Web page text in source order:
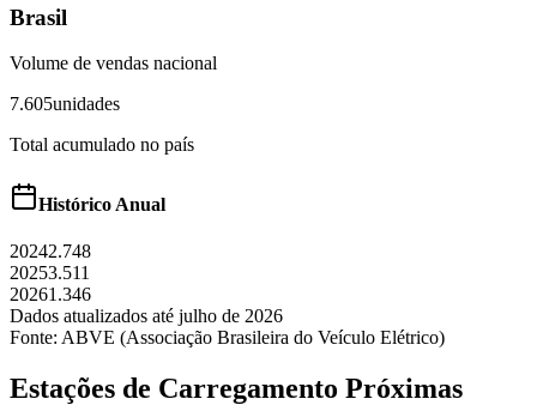
Brasil
Volume de vendas nacional
7.605unidades
Total acumulado no país
Histórico Anual
20242.748
20253.511
20261.346
Dados atualizados até julho de 2026
Fonte: ABVE (Associação Brasileira do Veículo Elétrico)
Estações de Carregamento Próximas